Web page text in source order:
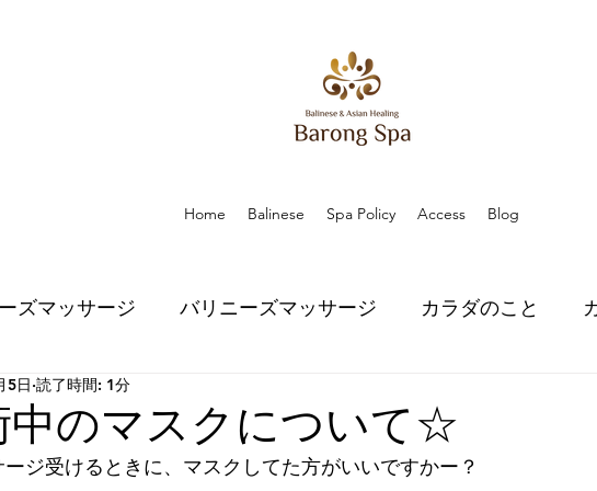
Home Balinese Spa Policy Access Blog
ズマッサージ バリニーズマッサージ カラダのこと
ココロのこと
世界 口コミ 口コミ お知らせ お知らせ
中のマスクについて☆
5日 読了時間: 1分
ジ受けるときに、マスクしてた方がいいですかー？